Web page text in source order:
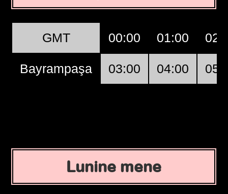
GMT 00:00 01:00
Bayrampaşa 03:00 04:00
Lunine mene